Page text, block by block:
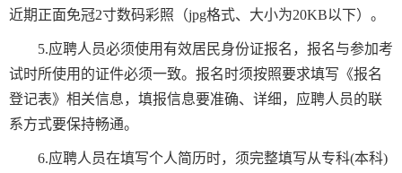
近期正面免冠2寸数码彩照（jpg格式、大小为20KB以下）。
5.应聘人员必须使用有效居民身份证报名，报名与参加考
试时所使用的证件必须一致。报名时须按照要求填写《报名
登记表》相关信息，填报信息要准确、详细，应聘人员的联
系方式要保持畅通。
6.应聘人员在填写个人简历时，须完整填写从专科(本科)